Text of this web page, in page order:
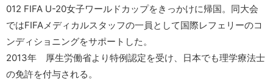
012 FIFA U-20女子ワールドカップをきっかけに帰国。同大会
ではFIFAメディカルスタッフの一員として国際レフェリーのコ
ンディショニングをサポートした。
2013年 厚生労働省より特例認定を受け、日本でも理学療法士
の免許を付与される。